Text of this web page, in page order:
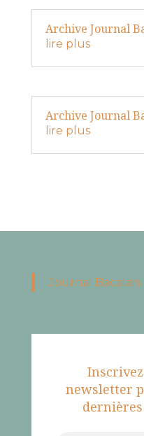
Archive Journal
lire plus
Archive Journal
lire plus
Journal Bacalan
newsletter